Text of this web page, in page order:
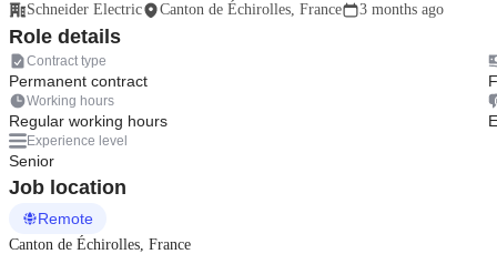
Schneider Electric Canton de Échirolles, France 3 months ago
Role details
Contract type
Permanent contract
Working hours
Regular working hours
Experience level
Senior
Job location
Remote
Canton de Échirolles, France